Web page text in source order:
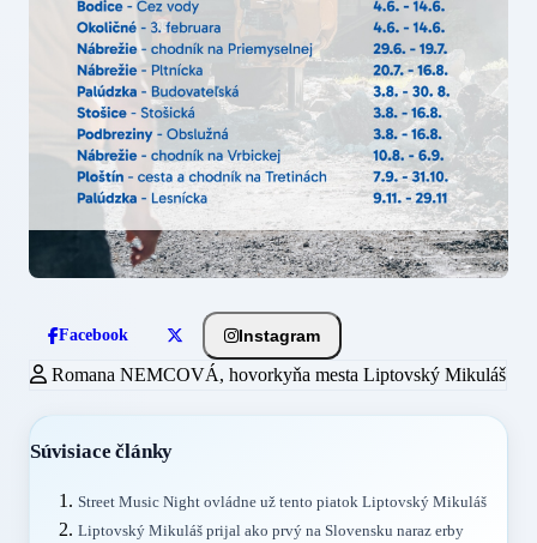
Facebook Instagram
Romana NEMCOVÁ, hovorkyňa mesta Liptovský Mikuláš
Súvisiace články
Street Music Night ovládne už tento piatok Liptovský Mikuláš
Liptovský Mikuláš prijal ako prvý na Slovensku naraz erby